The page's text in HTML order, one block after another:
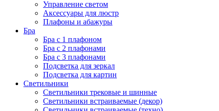
Управление светом
Аксессуары для люстр
Плафоны и абажуры
Бра
Бра с 1 плафоном
Бра с 2 плафонами
Бра с 3 плафонами
Подсветка для зеркал
Подсветка для картин
Светильники
Светильники трековые и шинные
Светильники встраиваемые (декор)